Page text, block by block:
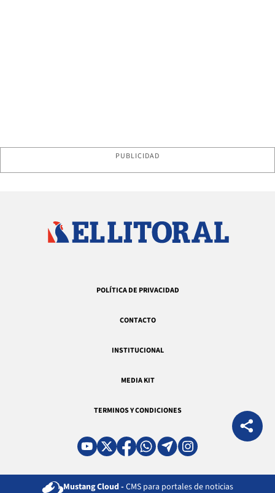
PUBLICIDAD
POLÍTICA DE PRIVACIDAD
CONTACTO
INSTITUCIONAL
MEDIA KIT
TERMINOS Y CONDICIONES
Mustang Cloud - CMS para portales de noticias